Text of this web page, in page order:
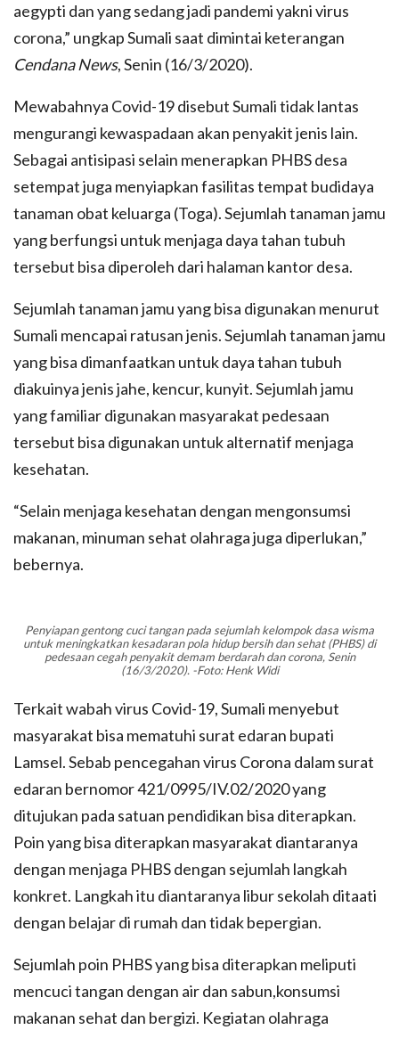
aegypti dan yang sedang jadi pandemi yakni virus
corona,” ungkap Sumali saat dimintai keterangan
Cendana News, Senin (16/3/2020).
Mewabahnya Covid-19 disebut Sumali tidak lantas
mengurangi kewaspadaan akan penyakit jenis lain.
Sebagai antisipasi selain menerapkan PHBS desa
setempat juga menyiapkan fasilitas tempat budidaya
tanaman obat keluarga (Toga). Sejumlah tanaman jamu
yang berfungsi untuk menjaga daya tahan tubuh
tersebut bisa diperoleh dari halaman kantor desa.
Sejumlah tanaman jamu yang bisa digunakan menurut
Sumali mencapai ratusan jenis. Sejumlah tanaman jamu
yang bisa dimanfaatkan untuk daya tahan tubuh
diakuinya jenis jahe, kencur, kunyit. Sejumlah jamu
yang familiar digunakan masyarakat pedesaan
tersebut bisa digunakan untuk alternatif menjaga
kesehatan.
“Selain menjaga kesehatan dengan mengonsumsi
makanan, minuman sehat olahraga juga diperlukan,”
bebernya.
Penyiapan gentong cuci tangan pada sejumlah kelompok dasa wisma
untuk meningkatkan kesadaran pola hidup bersih dan sehat (PHBS) di
pedesaan cegah penyakit demam berdarah dan corona, Senin
(16/3/2020). -Foto: Henk Widi
Terkait wabah virus Covid-19, Sumali menyebut
masyarakat bisa mematuhi surat edaran bupati
Lamsel. Sebab pencegahan virus Corona dalam surat
edaran bernomor 421/0995/IV.02/2020 yang
ditujukan pada satuan pendidikan bisa diterapkan.
Poin yang bisa diterapkan masyarakat diantaranya
dengan menjaga PHBS dengan sejumlah langkah
konkret. Langkah itu diantaranya libur sekolah ditaati
dengan belajar di rumah dan tidak bepergian.
Sejumlah poin PHBS yang bisa diterapkan meliputi
mencuci tangan dengan air dan sabun,konsumsi
makanan sehat dan bergizi. Kegiatan olahraga